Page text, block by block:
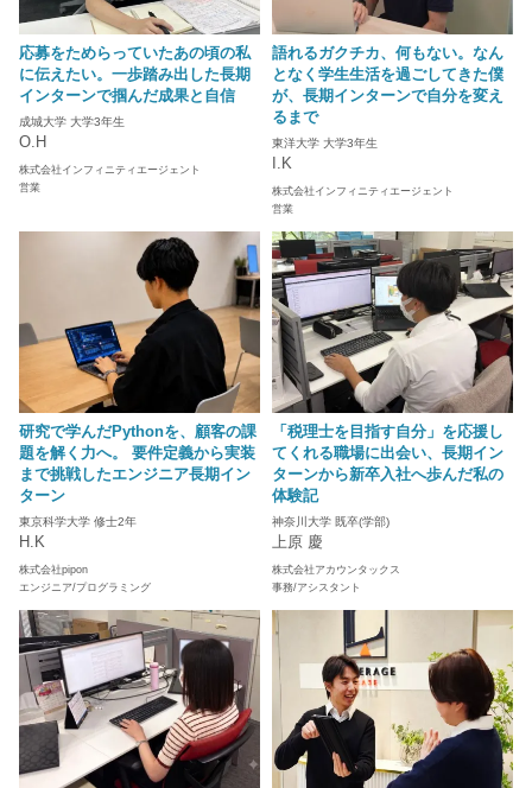
応募をためらっていたあの頃の私
に伝えたい。一歩踏み出した長期
インターンで掴んだ成果と自信
成城大学 大学3年生
O.H
株式会社インフィニティエージェント
営業
語れるガクチカ、何もない。なん
となく学生生活を過ごしてきた僕
が、長期インターンで自分を変え
るまで
東洋大学 大学3年生
I.K
株式会社インフィニティエージェント
営業
研究で学んだPythonを、顧客の課
題を解く力へ。 要件定義から実装
まで挑戦したエンジニア長期イン
ターン
東京科学大学 修士2年
H.K
株式会社pipon
エンジニア/プログラミング
「税理士を目指す自分」を応援し
てくれる職場に出会い、長期イン
ターンから新卒入社へ歩んだ私の
体験記
神奈川大学 既卒(学部)
上原 慶
株式会社アカウンタックス
事務/アシスタント